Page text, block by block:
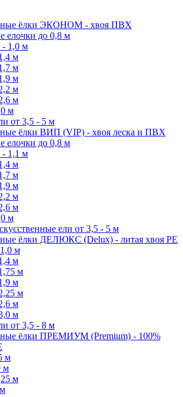
ёлки ЭКОНОМ - хвоя ПВХ
елочки до 0,8 м
- 1,0 м
м
м
м
м
м
м
от 3,5 - 5 м
ёлки ВИП (VIP) - хвоя леска и ПВХ
елочки до 0,8 м
- 1,1 м
м
м
м
м
м
м
ели от 3,5 - 5 м
ёлки ДЕЛЮКС (Delux) - литая хвоя РЕ
м
м
м
м
м
м
м
от 3,5 - 8 м
ёлки ПРЕМИУМ (Premium) - 100%
м
м
м